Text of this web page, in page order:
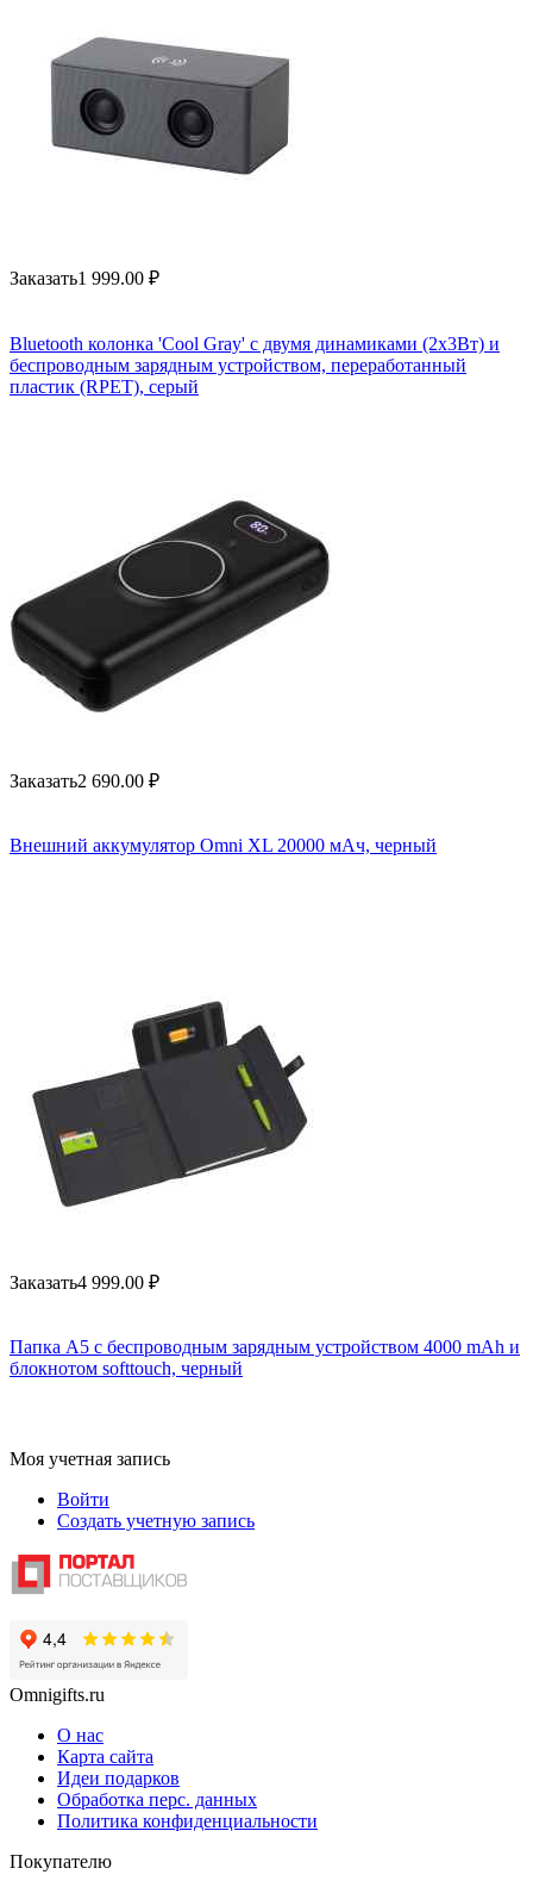
Заказать1 999.00 ₽
Bluetooth колонка 'Cool Gray' с двумя динамиками (2х3Вт) и
беспроводным зарядным устройством, переработанный
пластик (RPET), серый
Заказать2 690.00 ₽
Внешний аккумулятор Omni XL 20000 мАч, черный
Заказать4 999.00 ₽
Папка А5 с беспроводным зарядным устройством 4000 mAh и
блокнотом softtouch, черный
Моя учетная запись
Войти
Создать учетную запись
Omnigifts.ru
О нас
Карта сайта
Идеи подарков
Обработка перс. данных
Политика конфиденциальности
Покупателю